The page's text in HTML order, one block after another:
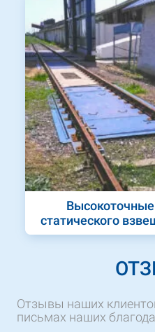
статического
Отзывы наших
письмах наших